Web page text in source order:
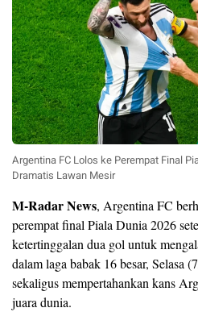
Argentina FC Lolos ke Perempat Final
Dramatis Lawan Mesir
M-Radar News, Argentina FC
perempat final Piala Dunia 2026
ketertinggalan dua gol untuk
dalam laga babak 16 besar, Selasa
sekaligus mempertahankan kans
juara dunia.